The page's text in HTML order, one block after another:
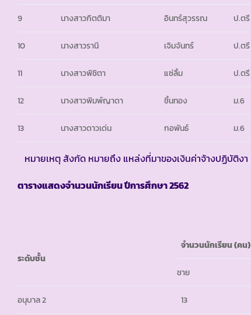
9 นางสาวกิตติมา อินทร์สุวรรณ ป.ตรี
10 นางสาวรานี เจิมจันทร์ ป.ตรี
11 นางสาวพิชิตา แซ่ลิ้ม ป.ตรี
12 นางสาวพิมพ์ญาดา ชิ้นทอง ม.6
13 นางสาวดาวเด่น กอพันธ์ ม.6
หมายเหตุ สังกัด หมายถึง แหล่งที่มาของเงินค่าจ้างปฏิบัติงา
ตารางแสดงจำนวนนักเรียน ปีการศึกษา2562
ระดับชั้น
จำนวนนักเรียน (คน)
ชาย
อนุบาล 2 13